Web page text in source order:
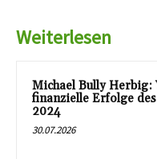
Weiterlesen
Michael Bully Herbig:
finanzielle Erfolge
2024
30.07.2026